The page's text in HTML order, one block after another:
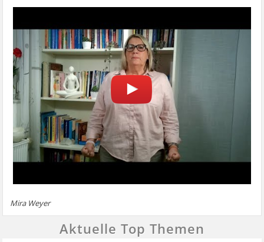
Mira Weyer
Aktuelle Top Themen